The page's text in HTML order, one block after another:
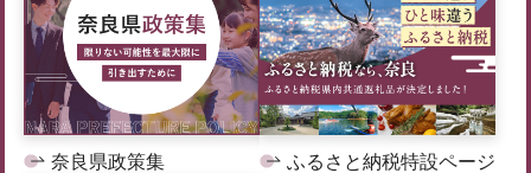
奈良県政策集 ふるさと納税特設ページ